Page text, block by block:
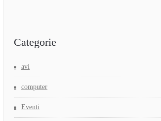
Categorie
avi
computer
Eventi